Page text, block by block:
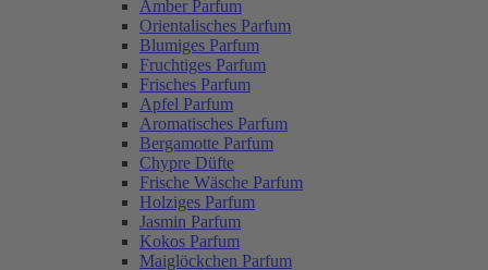
Amber Parfum
Orientalisches Parfum
Blumiges Parfum
Fruchtiges Parfum
Frisches Parfum
Apfel Parfum
Aromatisches Parfum
Bergamotte Parfum
Chypre Düfte
Frische Wäsche Parfum
Holziges Parfum
Jasmin Parfum
Kokos Parfum
Maiglöckchen Parfum